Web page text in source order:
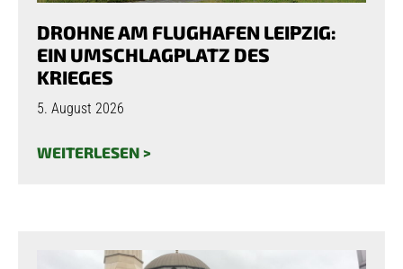
DROHNE AM FLUGHAFEN LEIPZIG:
EIN UMSCHLAGPLATZ DES
KRIEGES
5. August 2026
WEITERLESEN >